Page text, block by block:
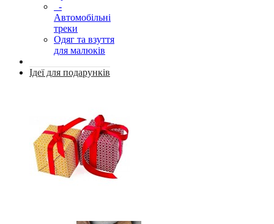
-
Автомобільні
треки
Одяг та взуття
для малюків
Ідеї для подарунків